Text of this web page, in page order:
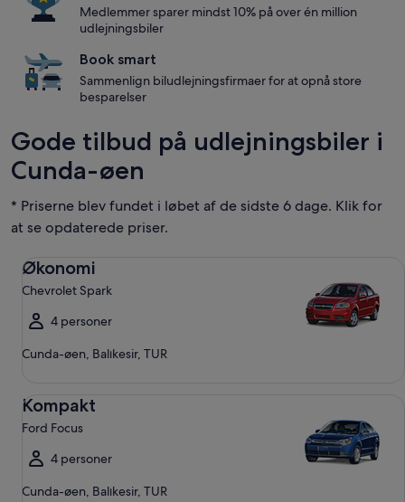
Medlemmer sparer mindst 10% på over én million
udlejningsbiler
Book smart
Sammenlign biludlejningsfirmaer for at opnå store
besparelser
Gode tilbud på udlejningsbiler i
Cunda-øen
* Priserne blev fundet i løbet af de sidste 6 dage. Klik for
at se opdaterede priser.
Økonomi
Chevrolet Spark
4 personer
Cunda-øen, Balıkesir, TUR
Kompakt
Ford Focus
4 personer
Cunda-øen, Balıkesir, TUR